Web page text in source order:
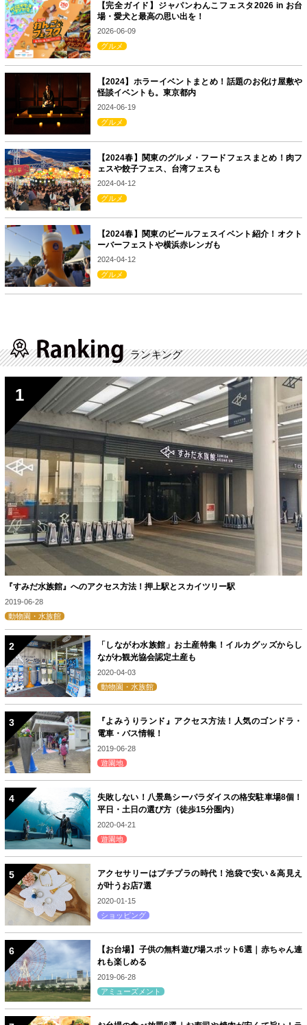
【完全ガイド】ジャパンわんこフェスタ2026 in お台
場・愛犬と最高の思い出を！
2026-06-09
グルメ
【2024】ホラーイベントまとめ！話題のお化け屋敷や
怪談イベントも。東京都内
2024-06-19
グルメ
【2024春】関東のグルメ・フードフェスまとめ！肉フ
ェスや餃子フェス、台湾フェスも
2024-04-12
グルメ
【2024春】関東のビールフェスイベント紹介！オクト
ーバーフェストや横浜赤レンガも
2024-04-12
グルメ
ランキング
『すみだ水族館』へのアクセス方法！押上駅とスカイツリー駅
2019-06-28
動物園・水族館
「しながわ水族館」お土産特集！イルカグッズからし
ながわ観光協会認定土産も
2020-04-03
動物園・水族館
『よみうりランド』アクセス方法！人気のゴンドラ・
電車・バス情報！
2019-06-28
遊園地
失敗しない！八景島シーパラダイスの格安駐車場8個！
平日・土日の選び方（徒歩15分圏内）
2020-04-21
遊園地
アクセサリーはプチプラの時代！池袋で安い＆高見え
が叶うお店7選
2020-01-15
ショッピング
【お台場】子供の無料遊び場スポット6選｜赤ちゃん連
れも楽しめる
2019-06-28
アミューズメント